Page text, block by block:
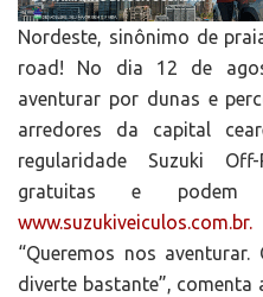
Nordeste, sinônimo de
road! No dia 12 de
aventurar por dunas e
arredores da capital
regularidade Suzuki
gratuitas e
www.suzukiveiculos.com.br.
“Queremos nos
diverte bastante”, comenta